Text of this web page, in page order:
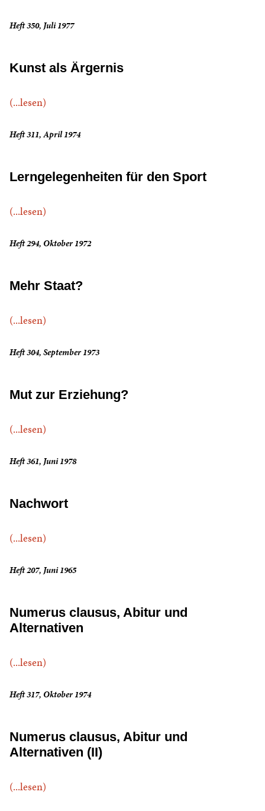
Heft 350, Juli 1977
Kunst als Ärgernis
(...lesen)
Heft 311, April 1974
Lerngelegenheiten für den Sport
(...lesen)
Heft 294, Oktober 1972
Mehr Staat?
(...lesen)
Heft 304, September 1973
Mut zur Erziehung?
(...lesen)
Heft 361, Juni 1978
Nachwort
(...lesen)
Heft 207, Juni 1965
Numerus clausus, Abitur und
Alternativen
(...lesen)
Heft 317, Oktober 1974
Numerus clausus, Abitur und
Alternativen (II)
(...lesen)